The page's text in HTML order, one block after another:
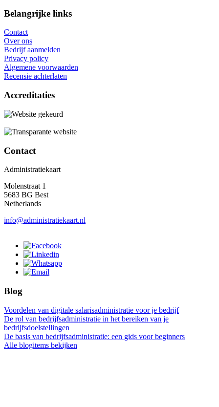
Belangrijke links
Contact
Over ons
Bedrijf aanmelden
Privacy policy
Algemene voorwaarden
Recensie achterlaten
Accreditaties
Contact
Administratiekaart
Molenstraat 1
5683 BG Best
Netherlands
info@administratiekaart.nl
Blog
Voordelen van digitale salarisadministratie voor je bedrijf
De rol van bedrijfsadministratie in het bereiken van je
bedrijfsdoelstellingen
De basis van bedrijfsadministratie: een gids voor beginners
Alle blogitems bekijken